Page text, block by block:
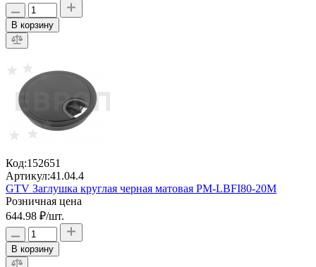
В корзину
Код:152651
Артикул:41.04.4
GTV Заглушка круглая черная матовая PM-LBFI80-20M
Розничная цена
644.98 ₽/шт.
В корзину